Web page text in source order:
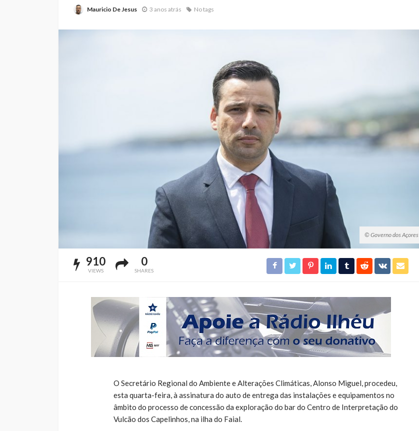
Mauricio De Jesus 3 anos atrás No tags
© Governo dos Açores
910
VIEWS
0
SHARES
O Secretário Regional do Ambiente e Alterações Climáticas, Alonso Miguel, procedeu,
esta quarta-feira, à assinatura do auto de entrega das instalações e equipamentos no
âmbito do processo de concessão da exploração do bar do Centro de Interpretação do
Vulcão dos Capelinhos, na ilha do Faial.